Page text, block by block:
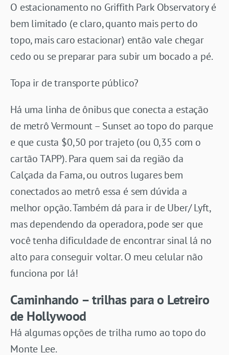
O estacionamento no Griffith Park Observatory é
bem limitado (e claro, quanto mais perto do
topo, mais caro estacionar) então vale chegar
cedo ou se preparar para subir um bocado a pé.
Topa ir de transporte público?
Há uma linha de ônibus que conecta a estação
de metrô Vermount – Sunset ao topo do parque
e que custa $0,50 por trajeto (ou 0,35 com o
cartão TAPP). Para quem sai da região da
Calçada da Fama, ou outros lugares bem
conectados ao metrô essa é sem dúvida a
melhor opção. Também dá para ir de Uber/ Lyft,
mas dependendo da operadora, pode ser que
você tenha dificuldade de encontrar sinal lá no
alto para conseguir voltar. O meu celular não
funciona por lá!
Caminhando – trilhas para o Letreiro
de Hollywood
Há algumas opções de trilha rumo ao topo do
Monte Lee.